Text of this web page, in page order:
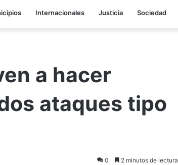
Internacionales Justicia Sociedad
a hacer
ataques tipo
0 2 minutos de lectura